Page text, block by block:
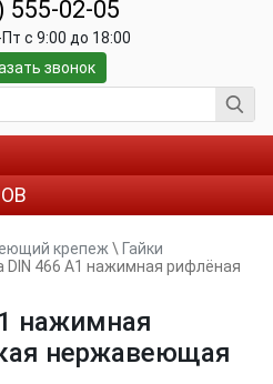
555-02-05
c 9:00 до 18:00
звонок
крепеж \ Гайки
DIN 466 A1 нажимная рифлёная
нажимная
нержавеющая